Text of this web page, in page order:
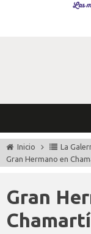
Las
Inicio
La
Gran Hermano en
Gran